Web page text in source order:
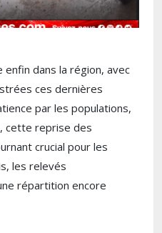
enfin dans la région, avec
ces dernières
par les populations,
cette reprise des
crucial pour les
les relevés
répartition encore